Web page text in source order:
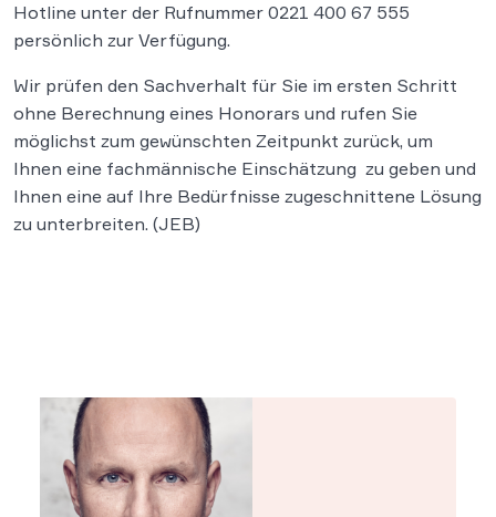
Hotline unter der Rufnummer 0221 400 67 555
persönlich zur Verfügung.
Wir prüfen den Sachverhalt für Sie im ersten Schritt
ohne Berechnung eines Honorars und rufen Sie
möglichst zum gewünschten Zeitpunkt zurück, um
Ihnen eine fachmännische Einschätzung zu geben und
Ihnen eine auf Ihre Bedürfnisse zugeschnittene Lösung
zu unterbreiten. (JEB)